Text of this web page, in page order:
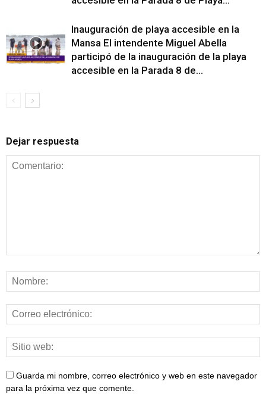
Inauguración de playa accesible en la
Mansa El intendente Miguel Abella
participó de la inauguración de la playa
accesible en la Parada 8 de...
Dejar respuesta
Guarda mi nombre, correo electrónico y web en este navegador
para la próxima vez que comente.